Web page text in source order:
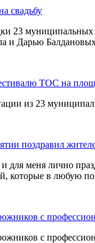
свадьбу
23
и Дарью
ТОС на
из 23
поздравил
для меня лично
которые в любую
с
с